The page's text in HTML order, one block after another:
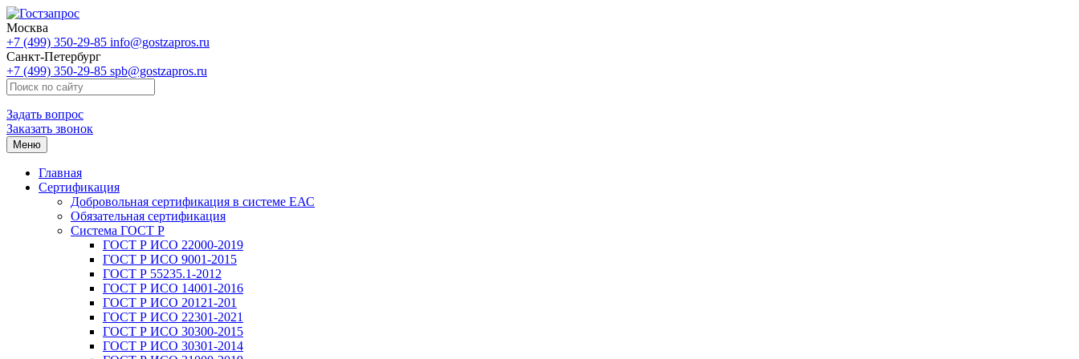
Москва
+7 (499) 350-29-85 info@gostzapros.ru
Санкт-Петербург
+7 (499) 350-29-85 spb@gostzapros.ru
Задать вопрос
Заказать звонок
Меню
Главная
Сертификация
Добровольная сертификация в системе ЕАС
Обязательная сертификация
Система ГОСТ Р
ГОСТ Р ИСО 22000-2019
ГОСТ Р ИСО 9001-2015
ГОСТ Р 55235.1-2012
ГОСТ Р ИСО 14001-2016
ГОСТ Р ИСО 20121-201
ГОСТ Р ИСО 22301-2021
ГОСТ Р ИСО 30300-2015
ГОСТ Р ИСО 30301-2014